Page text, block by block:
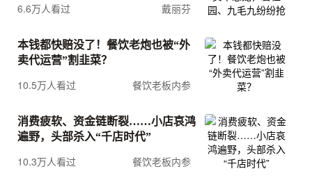
6.6万人看过 戴丽芬
本钱都快赔没了！餐饮老炮也被“外
卖代运营”割韭菜？
10.5万人看过 餐饮老板内参
消费疲软、资金链断裂……小店哀鸿
遍野，头部杀入“千店时代”
10.3万人看过 餐饮老板内参